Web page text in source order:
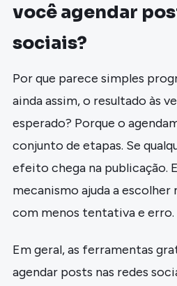
você agendar
sociais?
Por que parece simples
ainda assim, o resultado às
esperado? Porque o
conjunto de etapas. Se
efeito chega na publicação.
mecanismo ajuda a
com menos tentativa e erro.
Em geral, as ferramentas
agendar posts nas redes